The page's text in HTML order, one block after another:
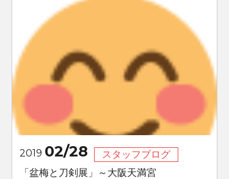
2019 02/28
スタッフブログ
「盆梅と刀剣展」～大阪天満宮